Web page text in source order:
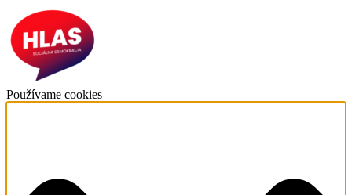
Používame cookies